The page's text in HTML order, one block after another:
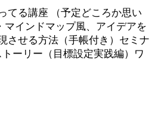
てる講座 （予定どころか思い
ンドマップ風、アイデアを
させる方法（手帳付き）セミナ
ーリー（目標設定実践編）ワ